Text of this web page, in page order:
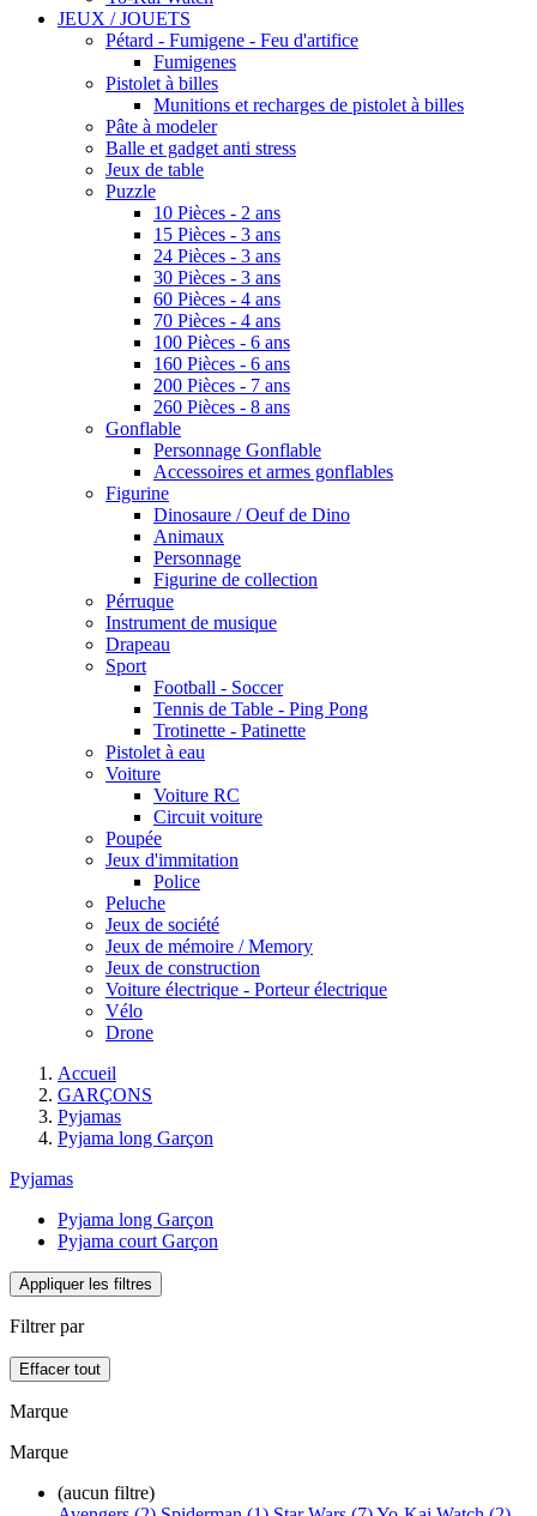
JEUX / JOUETS
Pétard - Fumigene - Feu d'artifice
Fumigenes
Pistolet à billes
Munitions et recharges de pistolet à billes
Pâte à modeler
Balle et gadget anti stress
Jeux de table
Puzzle
10 Pièces - 2 ans
15 Pièces - 3 ans
24 Pièces - 3 ans
30 Pièces - 3 ans
60 Pièces - 4 ans
70 Pièces - 4 ans
100 Pièces - 6 ans
160 Pièces - 6 ans
200 Pièces - 7 ans
260 Pièces - 8 ans
Gonflable
Personnage Gonflable
Accessoires et armes gonflables
Figurine
Dinosaure / Oeuf de Dino
Animaux
Personnage
Figurine de collection
Pérruque
Instrument de musique
Drapeau
Sport
Football - Soccer
Tennis de Table - Ping Pong
Trotinette - Patinette
Pistolet à eau
Voiture
Voiture RC
Circuit voiture
Poupée
Jeux d'immitation
Police
Peluche
Jeux de société
Jeux de mémoire / Memory
Jeux de construction
Voiture électrique - Porteur électrique
Vélo
Drone
Accueil
GARÇONS
Pyjamas
Pyjama long Garçon
Pyjamas
Pyjama long Garçon
Pyjama court Garçon
Appliquer les filtres
Filtrer par
Effacer tout
Marque
Marque
(aucun filtre)